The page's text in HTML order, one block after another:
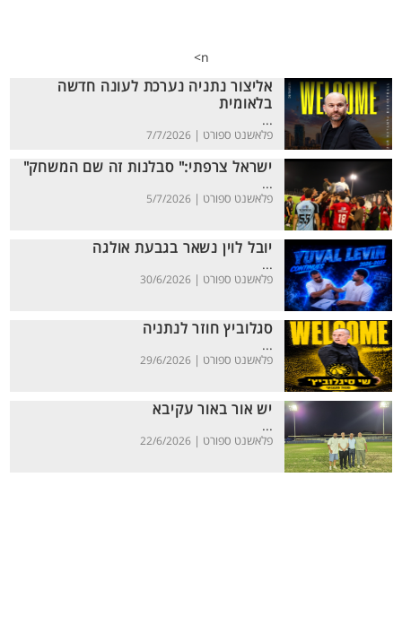
n>
אליצור נתניה נערכת לעונה חדשה
בלאומית
...
פלאשנט ספורט | 7/7/2026
ישראל צרפתי:" סבלנות זה שם המשחק"
...
פלאשנט ספורט | 5/7/2026
יובל לוין נשאר בגבעת אולגה
...
פלאשנט ספורט | 30/6/2026
סגלוביץ חוזר לנתניה
...
פלאשנט ספורט | 29/6/2026
יש אור באור עקיבא
...
פלאשנט ספורט | 22/6/2026